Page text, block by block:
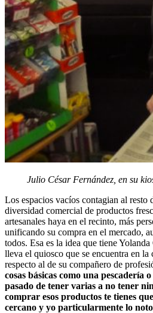
Julio César Fernández, en su
Los espacios vacíos contagian al resto
diversidad comercial de productos
artesanales haya en el recinto, más
unificando su compra en el mercado,
todos. Esa es la idea que tiene
lleva el quiosco que se encuentra en
respecto al de su compañero de
cosas básicas como una pescadería
pasado de tener varias a no tener
comprar esos productos te tienes
cercano y yo particularmente lo